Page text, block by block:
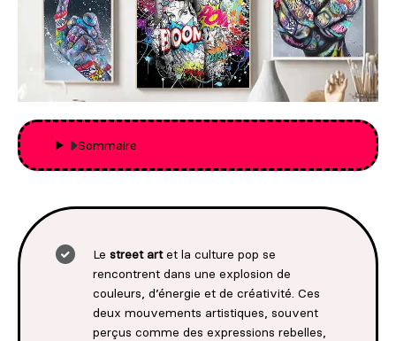
Sommaire
Le street artet la culture pop se
rencontrent dans une explosion de
couleurs, d’énergie et de créativité. Ces
deux mouvements artistiques, souvent
perçus comme des expressions rebelles,